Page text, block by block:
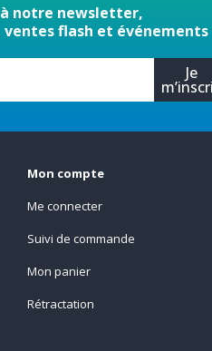
notre newsletter,
flash et
Je
Mon compte
Me connecter
Suivi de commande
Mon panier
Rétractation